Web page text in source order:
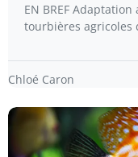
EN BREF
tourbières agricoles
Chloé Caron